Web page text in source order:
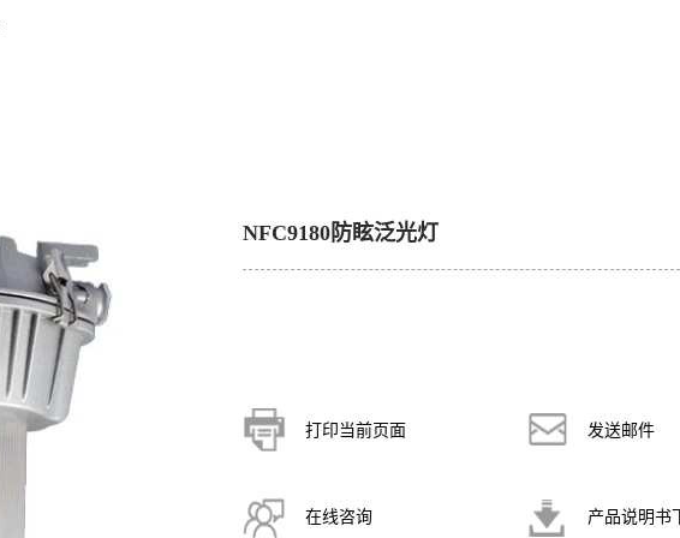
NFC9180防眩泛光灯
打印当前页面 发送邮件
在线咨询 产品说明书